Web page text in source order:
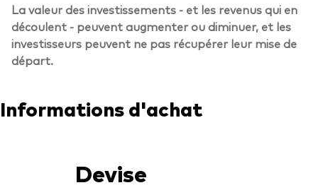
La valeur des investissements - et les revenus qui en
découlent - peuvent augmenter ou diminuer, et les
investisseurs peuvent ne pas récupérer leur mise de
départ.
Informations d'achat
Devise